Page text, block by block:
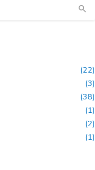
(22)
(3)
(38)
(1)
(2)
(1)